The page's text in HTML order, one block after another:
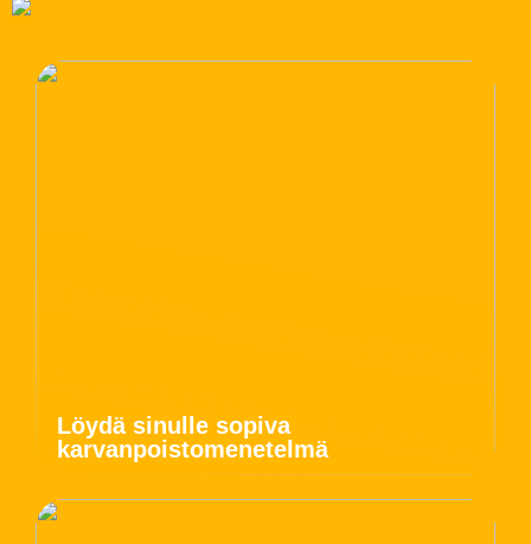
Löydä sinulle sopiva
karvanpoistomenetelmä